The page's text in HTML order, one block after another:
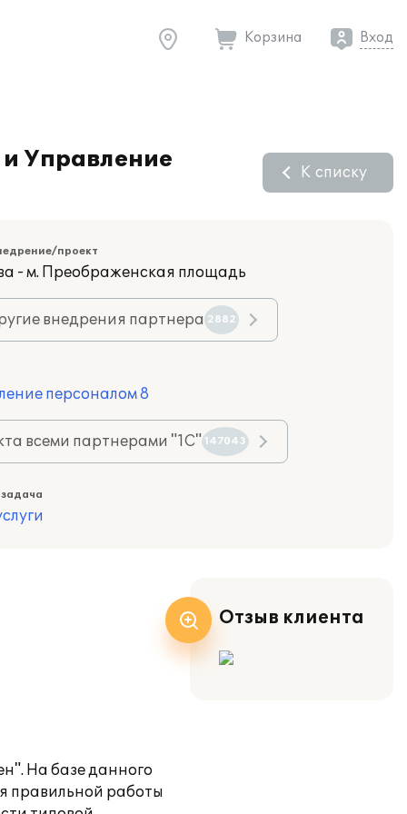
Корзина Вход
Управление
К списку
проект
- м. Преображенская площадь
внедрения партнера 2882
персоналом 8
всеми партнерами "1С" 147043
На базе данного
правильной работы
Отзыв клиента